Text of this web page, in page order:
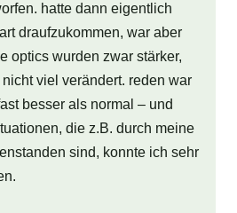
hatte dann eigentlich
draufzukommen, war aber
optics wurden zwar stärker,
viel verändert. reden war
besser als normal – und
die z.B. durch meine
sind, konnte ich sehr